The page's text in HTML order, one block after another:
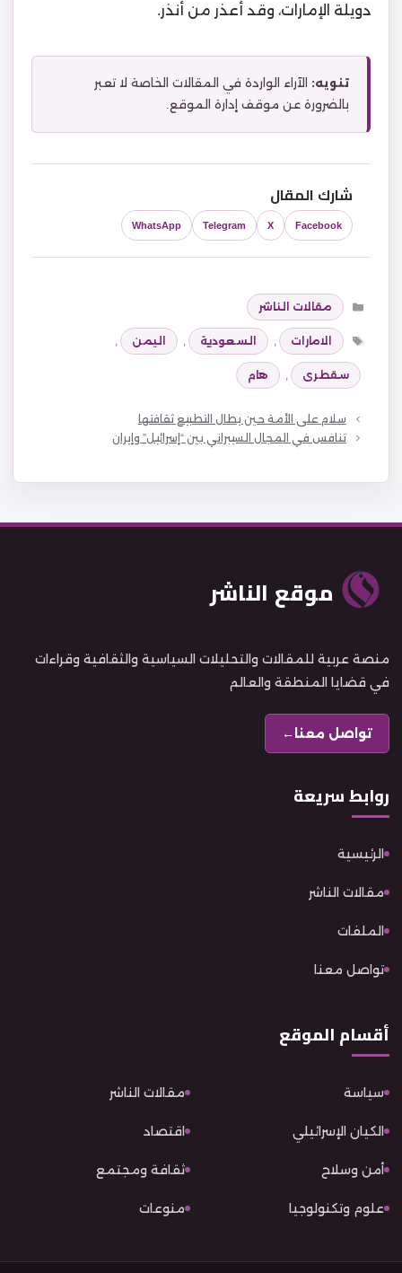
دويلة الإمارات، وقد أُعذر من أنذر.
تنويه: الآراء الواردة في المقالات الخاصة لا تعبر
بالضرورة عن موقف إدارة الموقع.
شارك المقال
Facebook
X
Telegram
WhatsApp
التصنيفات
مقالات الناشر
الوسوم
الامارات , السعودية , اليمن ,
سقطرى , هام
سلام على الأمة حين يطال التطبيع ثقافتها
تنافس في المجال السيبراني بين “إسرائيل” وإيران
موقع الناشر
منصة عربية للمقالات والتحليلات السياسية والثقافية وقراءات
في قضايا المنطقة والعالم
تواصل معنا ←
روابط سريعة
الرئيسية
مقالات الناشر
الملفات
تواصل معنا
أقسام الموقع
سياسة مقالات الناشر
الكيان الإسرائيلي اقتصاد
أمن وسلاح ثقافة ومجتمع
علوم وتكنولوجيا منوعات